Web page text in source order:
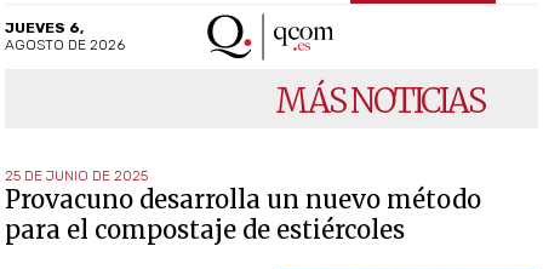
JUEVES 6,
AGOSTO DE 2026
MÁS NOTICIAS
25 DE JUNIO DE 2025
Provacuno desarrolla un nuevo método
para el compostaje de estiércoles